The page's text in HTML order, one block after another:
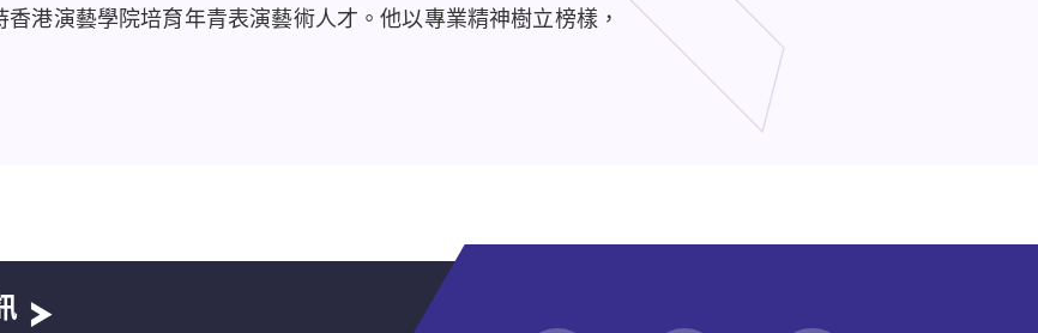
港演藝學院培育年青表演藝術人才。他以專業精神樹立榜樣，